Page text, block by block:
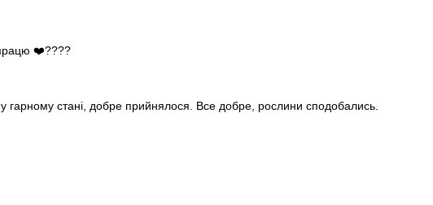
працю ❤️????
гарному стані, добре прийнялося. Все добре, рослини сподобались.